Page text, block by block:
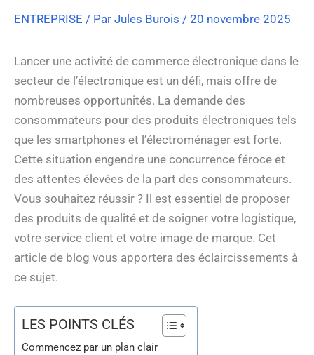
ENTREPRISE / Par Jules Burois / 20 novembre 2025
Lancer une activité de commerce électronique dans le
secteur de l’électronique est un défi, mais offre de
nombreuses opportunités. La demande des
consommateurs pour des produits électroniques tels
que les smartphones et l’électroménager est forte.
Cette situation engendre une concurrence féroce et
des attentes élevées de la part des consommateurs.
Vous souhaitez réussir ? Il est essentiel de proposer
des produits de qualité et de soigner votre logistique,
votre service client et votre image de marque. Cet
article de blog vous apportera des éclaircissements à
ce sujet.
LES POINTS CLÉS
Commencez par un plan clair